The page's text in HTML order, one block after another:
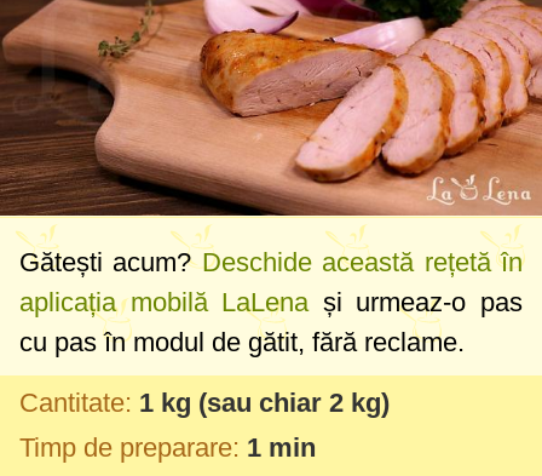
Gătești acum?Deschide această rețetă în
aplicația mobilă LaLenași urmeaz-o pas
cu pas în modul de gătit, fără reclame.
Cantitate: 1 kg (sau chiar 2 kg)
Timp de preparare: 1 min